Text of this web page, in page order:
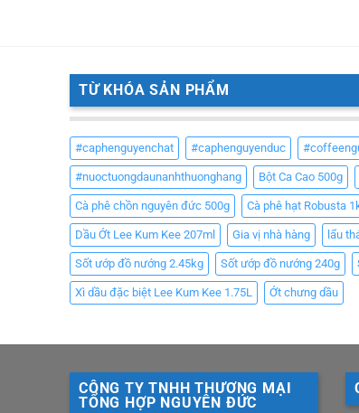
TỪ KHÓA SẢN PHẨM
#caphenguyenchat #caphenguyenduc
#nuoctuongdaunanhthuonghang Bột Ca Cao 500g
Cà phê chồn nguyên đức 500g Cà phê hạt Robusta
Dầu Ớt Lee Kum Kee 207ml Gia vị nhà hàng lẩu
Sốt ướp đồ nướng 2.45kg Sốt ướp đồ nướng 240g
Xì dầu đặc biệt Lee Kum Kee 1.75L Ớt chưng dầu
CÔNG TY TNHH THƯƠNG MẠI
TỔNG HỢP NGUYÊN ĐỨC